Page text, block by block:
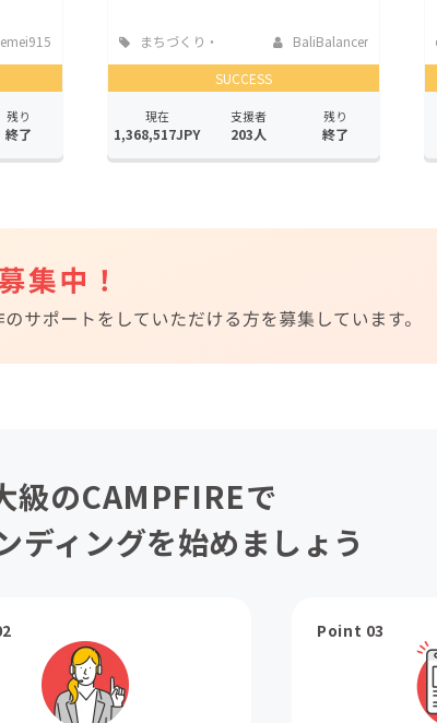
残り
終了
まちづくり・
地域活性化
BaliBalancer
SUCCESS
現在
1,368,517JPY
支援者
203人
残り
終了
級のCAMPFIREで
ディングを始めましょう
Point 03